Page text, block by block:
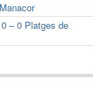
– 0 Platges de